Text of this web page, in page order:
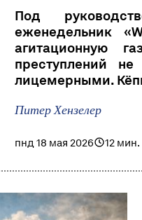
Под
еженедельник
агитационную
преступлений
лицемерными.
Питер Хензелер
пнд 18 мая 2026 12 мин.